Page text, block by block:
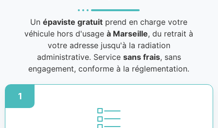
Unépaviste gratuit prend en charge votre
véhicule hors d'usageà Marseille, du retrait à
votre adresse jusqu'à la radiation
administrative. Service sans frais, sans
engagement, conforme à la réglementation.
1